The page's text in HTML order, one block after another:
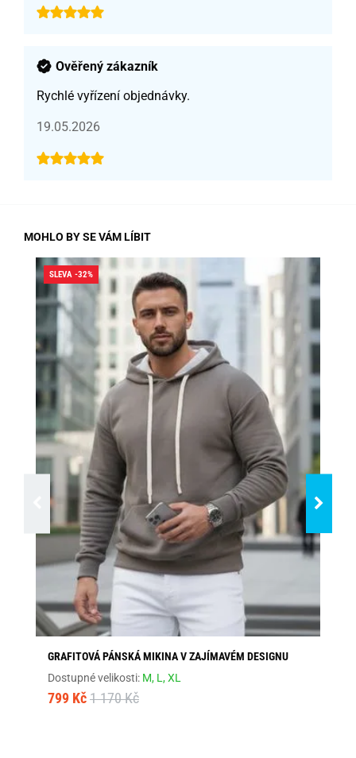
Ověřený zákazník
Rychlé vyřízení objednávky.
19.05.2026
MOHLO BY SE VÁM LÍBIT
SLEVA -32%
GRAFITOVÁ PÁNSKÁ MIKINA V ZAJÍMAVÉM DESIGNU
Dostupné velikosti: M, L,XL
799 Kč 1 170 Kč